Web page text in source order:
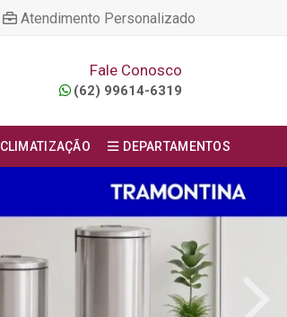
Atendimento Personalizado
Fale Conosco
(62) 99614-6319
CLIMATIZAÇÃO DEPARTAMENTOS